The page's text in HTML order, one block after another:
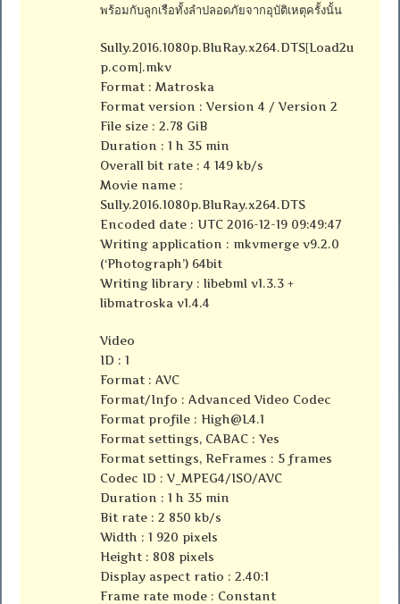
พร้อมกับลูกเรือทั้งลำปลอดภัยจากอุบัติเหตุครั้งนั้น
Sully.2016.1080p.BluRay.x264.DTS[Load2u
p.com].mkv
Format : Matroska
Format version : Version 4 / Version 2
File size : 2.78 GiB
Duration : 1 h 35 min
Overall bit rate : 4 149 kb/s
Movie name :
Sully.2016.1080p.BluRay.x264.DTS
Encoded date : UTC 2016-12-19 09:49:47
Writing application : mkvmerge v9.2.0
(‘Photograph’) 64bit
Writing library : libebml v1.3.3 +
libmatroska v1.4.4
Video
ID : 1
Format : AVC
Format/Info : Advanced Video Codec
Format profile :High@L4.1
Format settings, CABAC : Yes
Format settings, ReFrames : 5 frames
Codec ID : V_MPEG4/ISO/AVC
Duration : 1 h 35 min
Bit rate : 2 850 kb/s
Width : 1 920 pixels
Height : 808 pixels
Display aspect ratio : 2.40:1
Frame rate mode : Constant